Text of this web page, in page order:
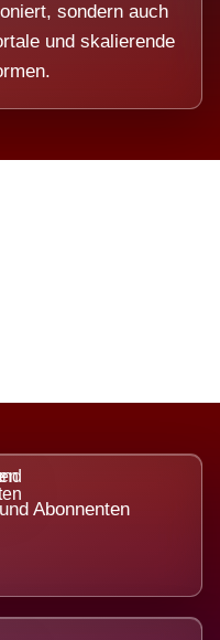
sondern auch
und skalierende
Abonnenten